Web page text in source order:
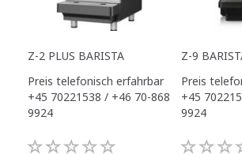
Z-2 PLUS BARISTA
Preis telefonisch erfahrbar
+45 70221538 / +46 70-868
9924
Z-9
Preis
+45
9924